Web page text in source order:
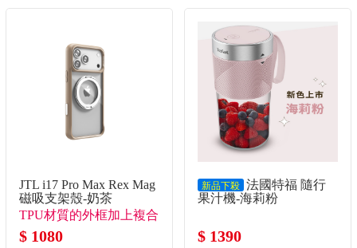
JTL i17 Pro Max Rex Mag
磁吸支架殼-奶茶
TPU材質的外框加上複合
背板
$ 1080
新品下殺 法國特福 隨行
果汁機-海莉粉
$ 1390